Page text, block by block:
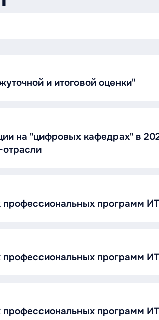
и итоговой оценки"
на "цифровых кафедрах" в
программ
программ
программ